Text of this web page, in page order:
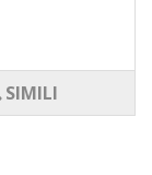
SIMILI